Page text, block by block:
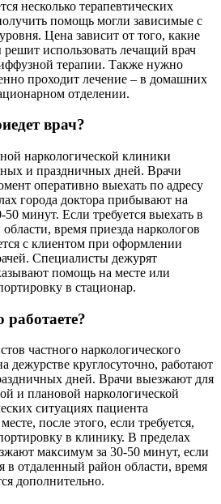
несколько терапевтических
помощь могли зависимые с
Цена зависит от того, какие
использовать лечащий врач
терапии. Также нужно
проходит лечение – в домашних
отделении.
врач?
наркологической клиники
и праздничных дней. Врачи
оперативно выехать по адресу
города доктора прибывают на
50 минут. Если требуется выехать в
время приезда наркологов
с клиентом при оформлении
Специалисты дежурят
помощь на месте или
в стационар.
работаете?
частного наркологического
дежурстве круглосуточно, работают
дней. Врачи выезжают для
и плановой наркологической
ситуациях пациента
после этого, если требуется,
в клинику. В пределах
максимум за 30-50 минут, если
в отдаленный район области, время
дополнительно.